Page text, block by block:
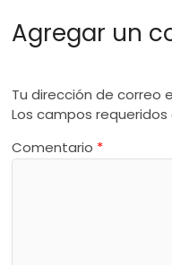
Agregar un
Tu dirección de correo
Los campos
Comentario *